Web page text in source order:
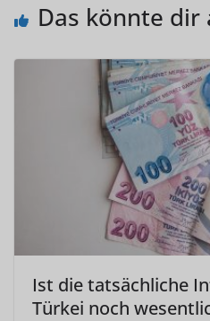
Das könnte dir
Ist die tatsächliche
Türkei noch